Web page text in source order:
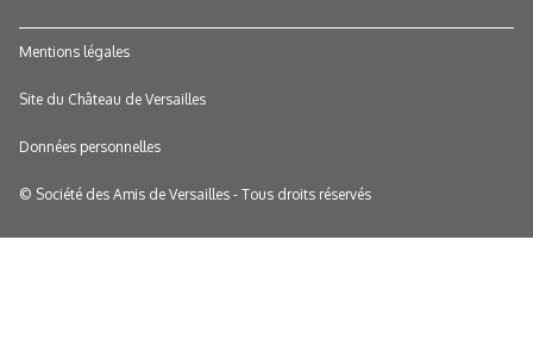
Mentions légales
Site du Château de Versailles
Données personnelles
© Société des Amis de Versailles - Tous droits réservés